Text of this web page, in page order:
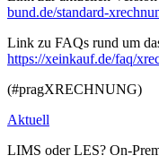
bund.de/standard-
Link zu FAQs rund um
https://xeinkauf.de/faq/
(#pragXRECHNUNG)
Aktuell
LIMS oder LES? On-